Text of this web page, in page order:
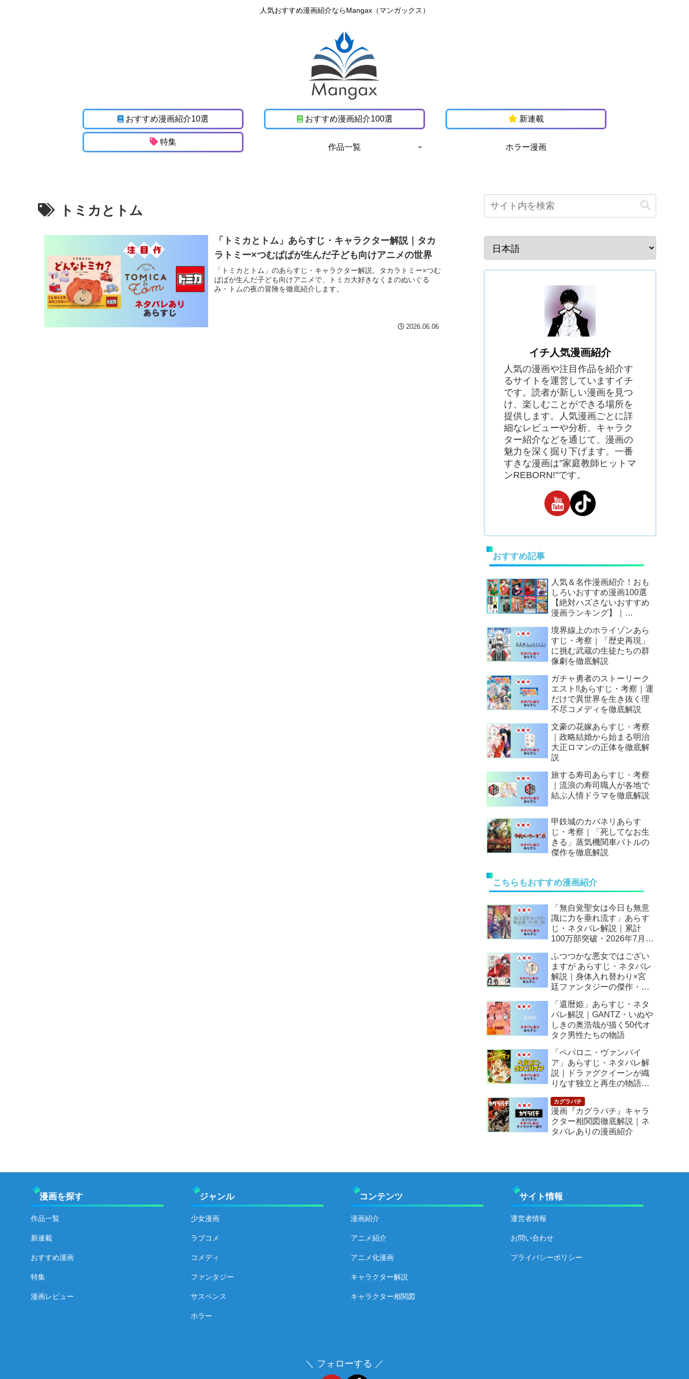
人気おすすめ漫画紹介ならMangax（マンガックス）
おすすめ漫画紹介10選 おすすめ漫画紹介100選 新連載
特集
作品一覧 ホラー漫画
トミカとトム
「トミカとトム」あらすじ・キャラクター解説｜タカ
ラトミー×つむぱぱが生んだ子ども向けアニメの世界
「トミカとトム」のあらすじ・キャラクター解説。タカラトミー×つむ
ぱぱが生んだ子ども向けアニメで、トミカ大好きなくまのぬいぐる
み・トムの夜の冒険を徹底紹介します。
2026.06.06
イチ人気漫画紹介
人気の漫画や注目作品を紹介す
るサイトを運営していますイチ
です。読者が新しい漫画を見つ
け、楽しむことができる場所を
提供します。人気漫画ごとに詳
細なレビューや分析、キャラク
ター紹介などを通じて、漫画の
魅力を深く掘り下げます。一番
すきな漫画は”家庭教師ヒットマ
ンREBORN!”です。
おすすめ記事
人気＆名作漫画紹介！おも
しろいおすすめ漫画100選
【絶対ハズさないおすすめ
漫画ランキング】｜
境界線上のホライゾンあら
すじ・考察｜「歴史再現」
に挑む武蔵の生徒たちの群
像劇を徹底解説
ガチャ勇者のストーリーク
エスト!!あらすじ・考察｜運
だけで異世界を生き抜く理
不尽コメディを徹底解説
文豪の花嫁あらすじ・考察
｜政略結婚から始まる明治
大正ロマンの正体を徹底解
説
旅する寿司あらすじ・考察
｜流浪の寿司職人が各地で
結ぶ人情ドラマを徹底解説
甲鉄城のカバネリあらす
じ・考察｜「死してなお生
きる」蒸気機関車バトルの
傑作を徹底解説
こちらもおすすめ漫画紹介
「無自覚聖女は今日も無意
識に力を垂れ流す」あらす
じ・ネタバレ解説｜累計
100万部突破・2026年7月ア
逆転人生
ふつつかな悪女ではござい
ますが あらすじ・ネタバレ
解説｜身体入れ替わり×宮
廷ファンタジーの傑作・
「還暦姫」あらすじ・ネタ
バレ解説｜GANTZ・いぬや
しきの奥浩哉が描く50代オ
タク男性たちの物語
「ペパロニ・ヴァンパイ
ア」あらすじ・ネタバレ解
説｜ドラァグクイーンが織
りなす独立と再生の物語
漫画『カグラバチ』キャラ
クター相関図徹底解説｜ネ
タバレありの漫画紹介
漫画を探す
作品一覧
新連載
おすすめ漫画
特集
漫画レビュー
ジャンル
少女漫画
ラブコメ
コメディ
ファンタジー
サスペンス
ホラー
コンテンツ
漫画紹介
アニメ紹介
アニメ化漫画
キャラクター解説
キャラクター相関図
サイト情報
運営者情報
お問い合わせ
プライバシーポリシー
＼ フォローする ／